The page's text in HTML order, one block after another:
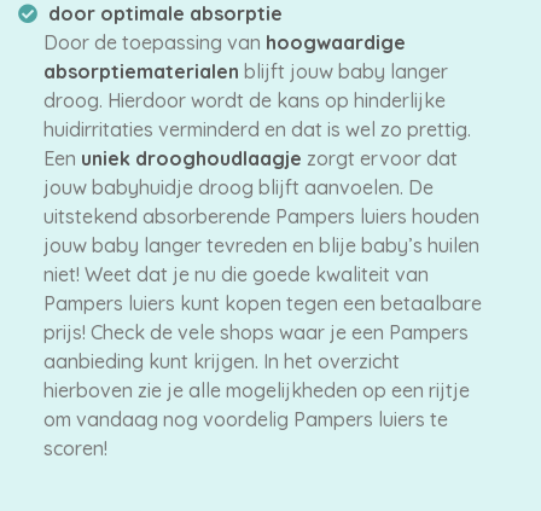
door optimale absorptie
Door de toepassing van hoogwaardige
absorptiematerialen blijft jouw baby langer
droog. Hierdoor wordt de kans op hinderlijke
huidirritaties verminderd en dat is wel zo prettig.
Een uniek drooghoudlaagje zorgt ervoor dat
jouw babyhuidje droog blijft aanvoelen. De
uitstekend absorberende Pampers luiers houden
jouw baby langer tevreden en blije baby’s huilen
niet! Weet dat je nu die goede kwaliteit van
Pampers luiers kunt kopen tegen een betaalbare
prijs! Check de vele shops waar je een Pampers
aanbieding kunt krijgen. In het overzicht
hierboven zie je alle mogelijkheden op een rijtje
om vandaag nog voordelig Pampers luiers te
scoren!